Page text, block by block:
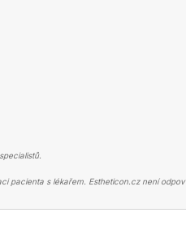
pacienta s lékařem. Estheticon.cz není
OPERACE PAŽÍ